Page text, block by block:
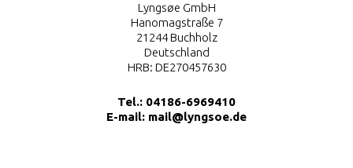
Lyngsøe GmbH
Hanomagstraße 7
21244 Buchholz
Deutschland
HRB: DE270457630
Tel.: 04186-6969410
E-mail: mail@lyngsoe.de